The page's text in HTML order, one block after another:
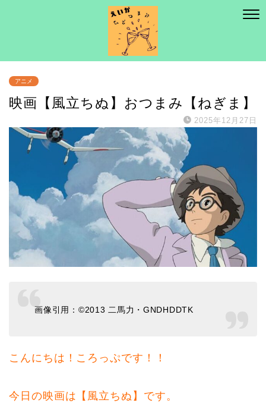
アニメ
映画【風立ちぬ】おつまみ【ねぎま】
2025年12月27日
画像引用：©2013 二馬力・GNDHDDTK
こんにちは！ころっぷです！！
今日の映画は【風立ちぬ】です。